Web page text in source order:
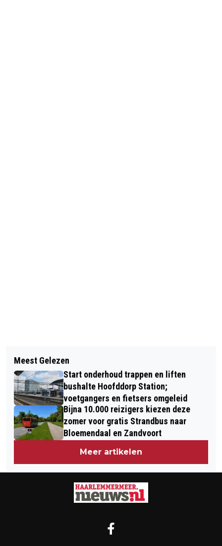
OVERVAL OP CASINO IN HOOFDDORP:
DADER SLAAT OP DE VLUCHT, POLITIE
ZOEKT GETUIGEN
NIEUWE MILIEUSTRAAT IN NIEUW-
VENNEP VANAF 4 FEBRUARI OPEN
Meest Gelezen
Start onderhoud trappen en liften
bushalte Hoofddorp Station;
voetgangers en fietsers omgeleid
Bijna 10.000 reizigers kiezen deze
zomer voor gratis Strandbus naar
Bloemendaal en Zandvoort
Meer artikelen